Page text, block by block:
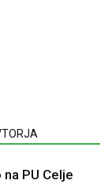
PU Celje